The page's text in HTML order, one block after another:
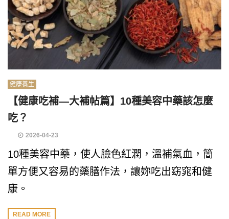
健康養生
【健康吃補—大補帖篇】10種美容中藥該怎麼
吃？
2026-04-23
10種美容中藥，使人臉色紅潤，溫補氣血，簡
單方便又容易的藥膳作法，讓妳吃出窈窕和健
康。
READ MORE